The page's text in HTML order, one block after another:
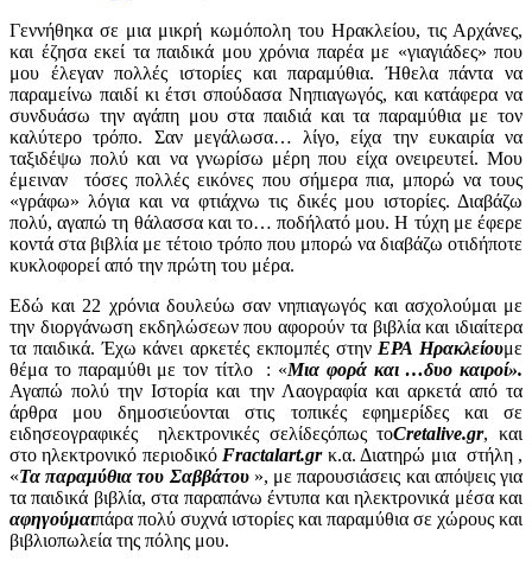
Γεννήθηκα σε μια μικρή κωμόπολη του Ηρακλείου, τις Αρχάνες,
και έζησα εκεί τα παιδικά μου χρόνια παρέα με «γιαγιάδες» που
μου έλεγαν πολλές ιστορίες και παραμύθια. Ήθελα πάντα να
παραμείνω παιδί κι έτσι σπούδασα Νηπιαγωγός, και κατάφερα να
συνδυάσω την αγάπη μου στα παιδιά και τα παραμύθια με τον
καλύτερο τρόπο. Σαν μεγάλωσα… λίγο, είχα την ευκαιρία να
ταξιδέψω πολύ και να γνωρίσω μέρη που είχα ονειρευτεί. Μου
έμειναν τόσες πολλές εικόνες που σήμερα πια, μπορώ να τους
«γράφω» λόγια και να φτιάχνω τις δικές μου ιστορίες. Διαβάζω
πολύ, αγαπώ τη θάλασσα και το… ποδήλατό μου. Η τύχη με έφερε
κοντά στα βιβλία με τέτοιο τρόπο που μπορώ να διαβάζω οτιδήποτε
κυκλοφορεί από την πρώτη του μέρα.
Εδώ και 22 χρόνια δουλεύω σαν νηπιαγωγός και ασχολούμαι με
την διοργάνωση εκδηλώσεων που αφορούν τα βιβλία και ιδιαίτερα
τα παιδικά. Έχω κάνει αρκετές εκπομπές στην ΕΡΑ Ηρακλείουμε
θέμα το παραμύθι με τον τίτλο : «Μια φορά και …δυο καιροί».
Αγαπώ πολύ την Ιστορία και την Λαογραφία και αρκετά από τα
άρθρα μου δημοσιεύονται στις τοπικές εφημερίδες και σε
ειδησεογραφικές ηλεκτρονικές σελίδεςόπως τοCretalive.gr, και
στο ηλεκτρονικό περιοδικό Fractalart.grκ.α. Διατηρώ μια στήλη ,
«Τα παραμύθια του Σαββάτου», με παρουσιάσεις και απόψεις για
τα παιδικά βιβλία, στα παραπάνω έντυπα και ηλεκτρονικά μέσα και
αφηγούμαιπάρα πολύ συχνά ιστορίες και παραμύθια σε χώρους και
βιβλιοπωλεία της πόλης μου.